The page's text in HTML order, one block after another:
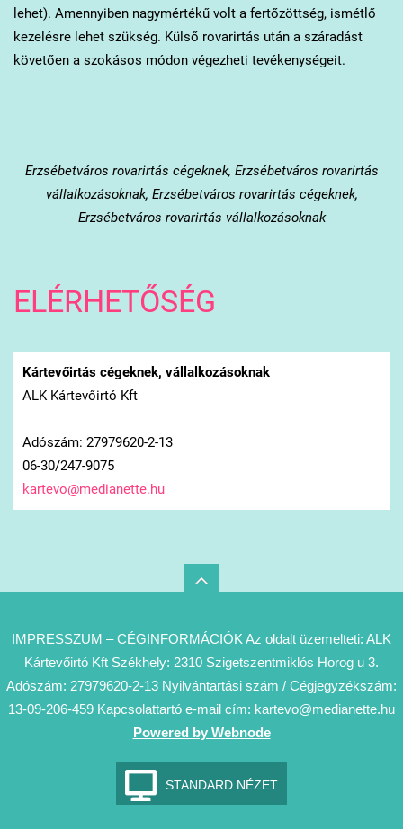
lehet). Amennyiben nagymértékű volt a fertőzöttség, ismétlő
kezelésre lehet szükség. Külső rovarirtás után a száradást
követően a szokásos módon végezheti tevékenységeit.
Erzsébetváros rovarirtás cégeknek, Erzsébetváros rovarirtás
vállalkozásoknak, Erzsébetváros rovarirtás cégeknek,
Erzsébetváros rovarirtás vállalkozásoknak
ELÉRHETŐSÉG
Kártevőirtás cégeknek, vállalkozásoknak
ALK Kártevőirtó Kft
Adószám: 27979620-2-13
06-30/247-9075
kartevo@medianette.hu
IMPRESSZUM – CÉGINFORMÁCIÓK Az oldalt üzemelteti: ALK
Kártevőirtó Kft Székhely: 2310 Szigetszentmiklós Horog u 3.
Adószám: 27979620-2-13 Nyilvántartási szám / Cégjegyzékszám:
13-09-206-459 Kapcsolattartó e-mail cím: kartevo@medianette.hu
Powered by Webnode
STANDARD NÉZET